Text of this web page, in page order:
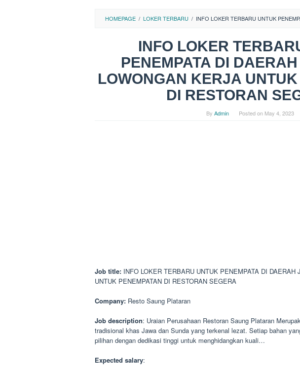
HOMEPAGE / LOKER TERBARU / INFO LOKER TERBARU UNTUK
INFO LOKER
PENEMPATA DI
LOWONGAN KERJA
DI RESTORAN
By Admin Posted on May 4, 2023
Job title: INFO LOKER TERBARU UNTUK PENEMPATA DI
UNTUK PENEMPATAN DI RESTORAN SEGERA
Company: Resto Saung Plataran
Job description: Uraian Perusahaan Restoran Saung Plataran
tradisional khas Jawa dan Sunda yang terkenal lezat. Setiap bahan
pilihan dengan dedikasi tinggi untuk menghidangkan kuali…
Expected salary: